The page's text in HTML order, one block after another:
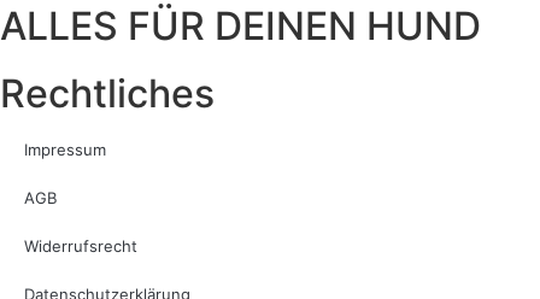
ALLES FÜR DEINEN HUND
Rechtliches
Impressum
AGB
Widerrufsrecht
Datenschutzerklärung